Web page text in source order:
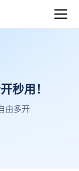
秒用！
由多开